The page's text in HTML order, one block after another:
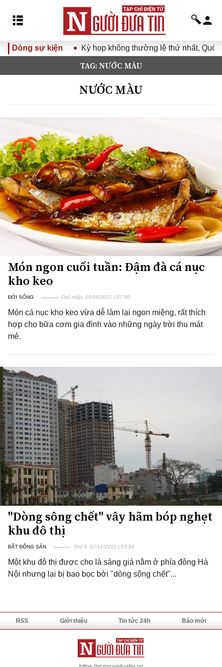
Dòng sự kiện Kỳ họp không thường lệ thứ nhất, Quốc
TAG: NƯỚC MÀU
NƯỚC MÀU
Món ngon cuối tuần: Đậm đà cá nục
kho keo
ĐỜI SỐNG Chủ nhật, 19/09/2021 | 07:00
Món cá nục kho keo vừa dễ làm lại ngon miệng, rất thích
hợp cho bữa cơm gia đình vào những ngày trời thu mát
mẻ.
"Dòng sông chết" vây hãm bóp nghẹt
khu đô thị
BẤT ĐỘNG SẢN Thứ 5, 27/12/2012 | 23:54
Một khu đô thị được cho là sáng giá nằm ở phía đông Hà
Nội nhưng lại bị bao bọc bởi "dòng sông chết"...
RSS Giới thiệu Tin tức 24h Báo mới